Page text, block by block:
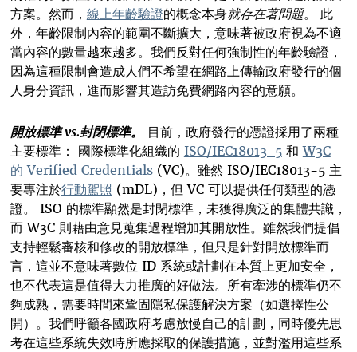
方案。然而， 線上年齡驗證的概念本身就存在著問題。 此
外，年齡限制內容的範圍不斷擴大，意味著被政府視為不適
當內容的數量越來越多。我們反對任何強制性的年齡驗證，
因為這種限制會造成人們不希望在網路上傳輸政府發行的個
人身分資訊，進而影響其造訪免費網路內容的意願。
開放標準 vs.封閉標準。
目前，政府發行的憑證採用了兩種
主要標準： 國際標準化組織的 ISO/IEC18013-5 和W3C
的 Verified Credentials(VC)。雖然 ISO/IEC18013-5 主
要專注於行動駕照 (mDL)，但 VC 可以提供任何類型的憑
證。 ISO 的標準顯然是封閉標準，未獲得廣泛的集體共識，
而 W3C 則藉由意見蒐集過程增加其開放性。雖然我們提倡
支持輕鬆審核和修改的開放標準，但只是針對開放標準而
言，這並不意味著數位 ID 系統或計劃在本質上更加安全，
也不代表這是值得大力推廣的好做法。所有牽涉的標準仍不
夠成熟，需要時間來鞏固隱私保護解決方案（如選擇性公
開）。我們呼籲各國政府考慮放慢自己的計劃，同時優先思
考在這些系統失效時所應採取的保護措施，並對濫用這些系